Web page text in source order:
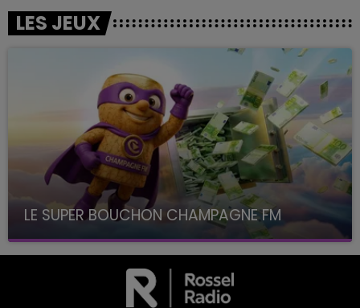
LES JEUX
LE SUPER BOUCHON CHAMPAGNE FM
avec La Famille Champagne FM, à 8H10